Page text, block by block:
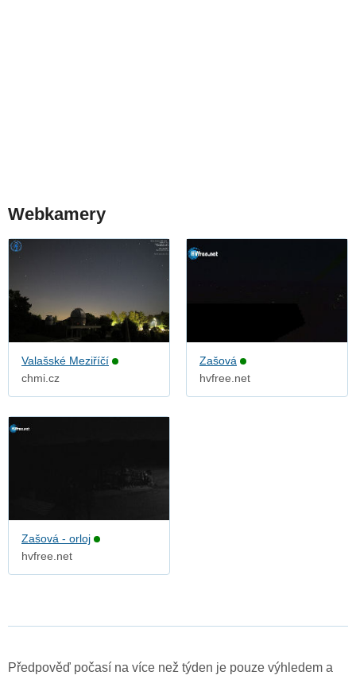
Webkamery
Valašské Meziříčí
chmi.cz
Zašová
hvfree.net
Zašová - orloj
hvfree.net
Předpověď počasí na více než týden je pouze výhledem a